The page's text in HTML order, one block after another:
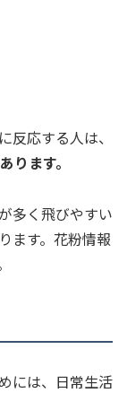
反応する人は、
ります。
多く飛びやすい
ます。花粉情報
には、日常生活